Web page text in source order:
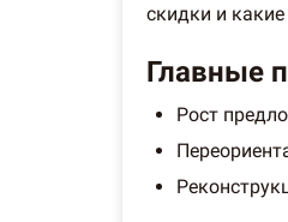
скидки и
Главные
Рост